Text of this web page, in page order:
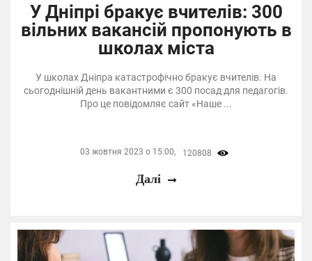
У Дніпрі бракує вчителів: 300
вільних вакансій пропонують в
школах міста
У школах Дніпра катастрофічно бракує вчителів. На
сьогоднішній день вакантними є 300 посад для педагогів.
Про це повідомляє сайт «Наше ...
03 жовтня 2023 о 15:00, 120808
Далі